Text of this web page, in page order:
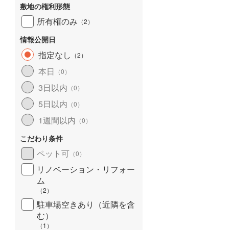
敷地の権利形態
所有権のみ （2）
情報公開日
指定なし （2）
本日 （0）
3日以内 （0）
5日以内 （0）
1週間以内 （0）
こだわり条件
ペット可 （0）
リノベーション・リフォー
ム
（2）
駐車場空きあり（近隣を含
む）
（1 ）